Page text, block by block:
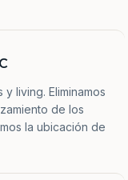
living. Eliminamos
de los
la ubicación de